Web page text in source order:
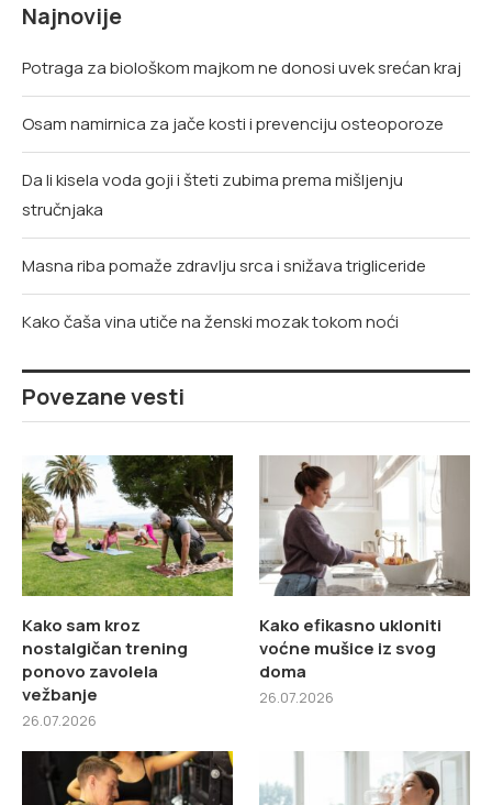
Najnovije
Potraga za biološkom majkom ne donosi uvek srećan kraj
Osam namirnica za jače kosti i prevenciju osteoporoze
Da li kisela voda goji i šteti zubima prema mišljenju
stručnjaka
Masna riba pomaže zdravlju srca i snižava trigliceride
Kako čaša vina utiče na ženski mozak tokom noći
Povezane vesti
Kako sam kroz
nostalgičan trening
ponovo zavolela
vežbanje
26.07.2026
Kako efikasno ukloniti
voćne mušice iz svog
doma
26.07.2026